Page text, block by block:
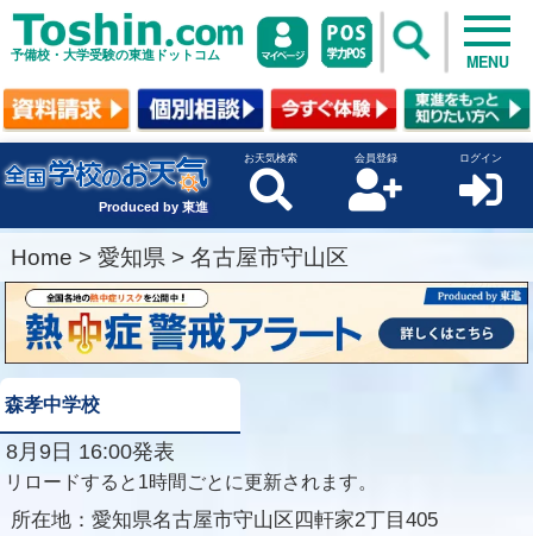
予備校・大学受験の東進ドットコム MENU
Produced by 東進
お天気検索 会員登録 ログイン
Home > 愛知県 > 名古屋市守山区
森孝中学校
8月9日 16:00発表
リロードすると1時間ごとに更新されます。
所在地： 愛知県名古屋市守山区四軒家2丁目405